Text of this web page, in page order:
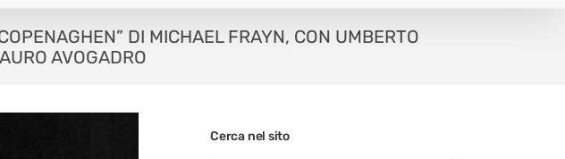
DI MICHAEL FRAYN, CON UMBERTO
AVOGADRO
Cerca nel sito